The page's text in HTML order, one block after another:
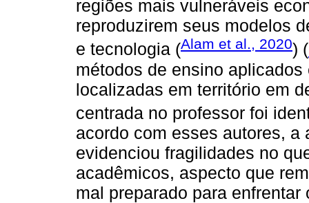
regiões mais vulneráveis
reproduzirem seus modelos
e tecnologia (Alam et al., 2020) (
métodos de ensino
localizadas em território em
centrada no professor foi
acordo com esses autores,
evidenciou fragilidades no
acadêmicos, aspecto que
mal preparado para